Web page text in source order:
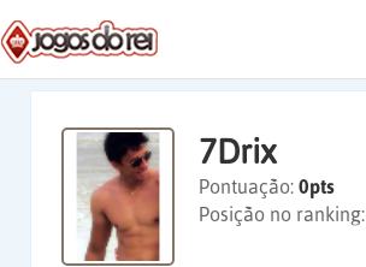
7Drix
Pontuação: 0pts
Posição no ranking: